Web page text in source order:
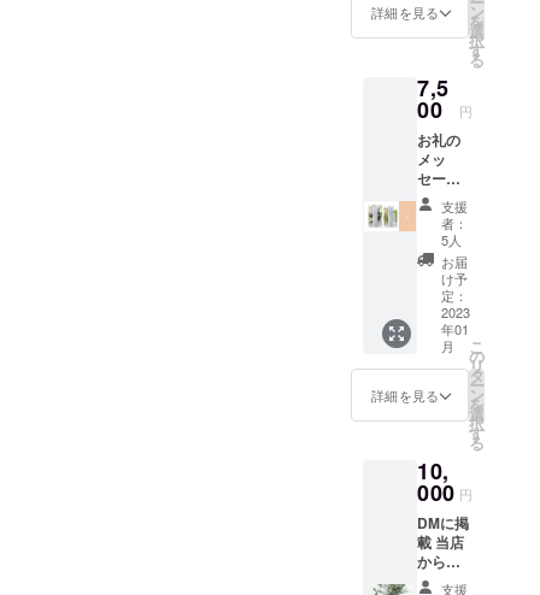
を落とすこ
とで、実は
なことは肌
の中の汚れ
を取ること
なんです。
そのお肌の
中の汚れを
取り除いて
が、美容原
液オパール
品。
昭和元年発
売95年も続
く超ロング
セラー商品
です。
者ご紹
て、そ
ちらに
たしま
す。
「※支援
時、必
ず備考
欄に掲
載を希
望され
るお名
前をご
記入く
ださ
い。」
シュ
5mL ・
5mL 定
価3250
円相当
オリジ
ナルレ
シピ付
き
詳細を見る ン
を
選
択
す
る
7,5
00 円
お礼の
メッ
セージ
を添え
て クレ
ンジン
グ＆洗
顔セッ
トをお
送りい
たしま
す。 商
品詳細
・ベー
シック
レンジ
ング】
130g 税
込3,300
円 ・
ウィプ
トソー
支援
者：
5人
お届
け予
定：
2023
年01
月
詳細を見る
こ
の
リ
タ
ー
ン
を
選
択
す
る
10,
000 円
DMに掲
載 当店
からお
客さま
支援